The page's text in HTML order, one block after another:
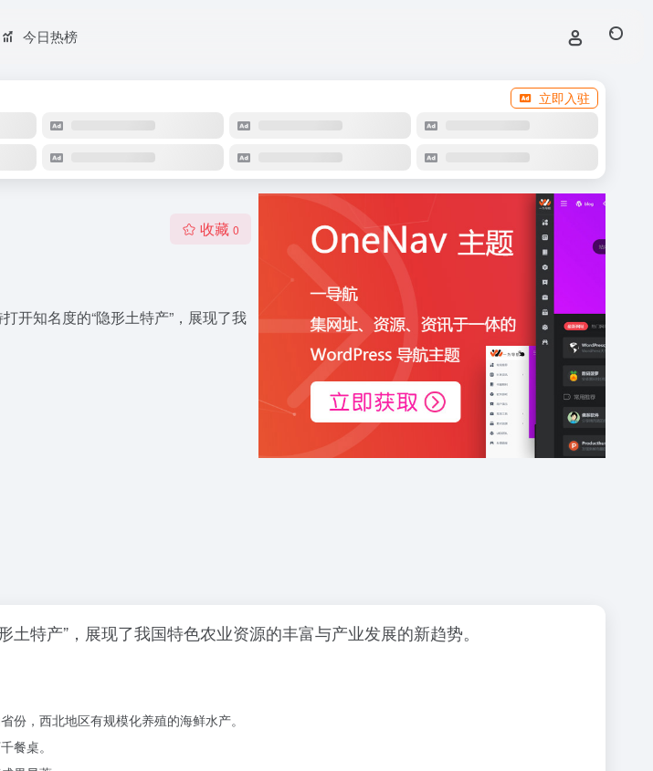
今日热榜
立即入驻
收藏 0
开知名度的“隐形土特产”，展现了我
特产”，展现了我国特色农业资源的丰富与产业发展的新趋势。
份，西北地区有规模化养殖的海鲜水产。
餐桌。